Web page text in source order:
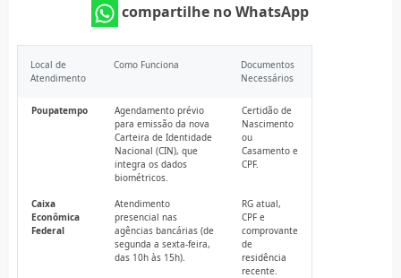
compartilhe no WhatsApp
Local de
Atendimento
Como Funciona
Documentos
Necessários
Poupatempo
Agendamento prévio
para emissão da nova
Carteira de Identidade
Nacional (CIN), que
integra os dados
biométricos.
Certidão de
Nascimento
ou
Casamento e
CPF.
Caixa
Econômica
Federal
Atendimento
presencial nas
agências bancárias (de
segunda a sexta-feira,
das 10h às 15h).
RG atual,
CPF e
comprovante
de
residência
recente.